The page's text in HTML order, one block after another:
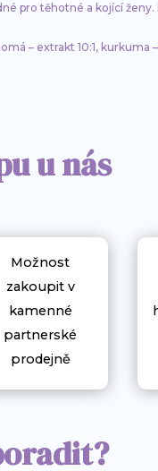
pro těhotné a kojící
– extrakt 10:1,
u nás
Možnost
zakoupit v
kamenné
partnerské
prodejně